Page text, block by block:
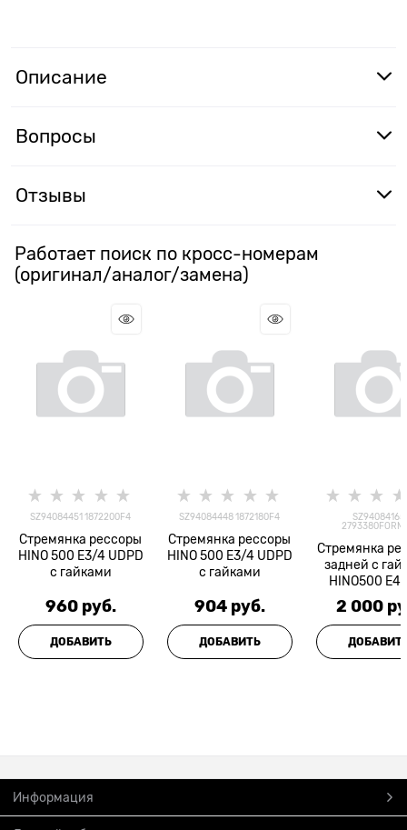
Описание
Вопросы
Отзывы
Работает поиск по кросс-номерам
(оригинал/аналог/замена)
SZ94084451 1872200F4
Стремянка рессоры
HINO 500 E3/4 UDPD
с гайками
960 руб.
ДОБАВИТЬ
SZ94084448 1872180F4
Стремянка рессоры
HINO 500 E3/4 UDPD
с гайками
904 руб.
ДОБАВИТЬ
SZ94084165
Стремянка
задней с
HINO500 Е4
2 000
Информация